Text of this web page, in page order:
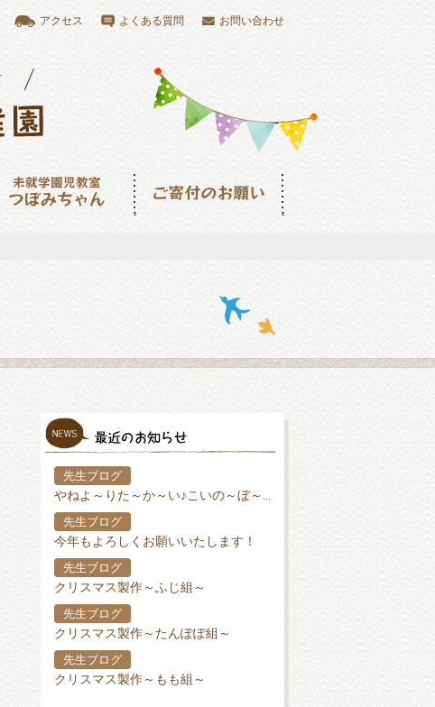
アクセス よくある質問 お問い合わせ
先生ブログ
先生ブログ
今年もよろしくお願いいたします！
先生ブログ
クリスマス製作～ふじ組～
先生ブログ
クリスマス製作～たんぽぽ組～
先生ブログ
クリスマス製作～もも組～